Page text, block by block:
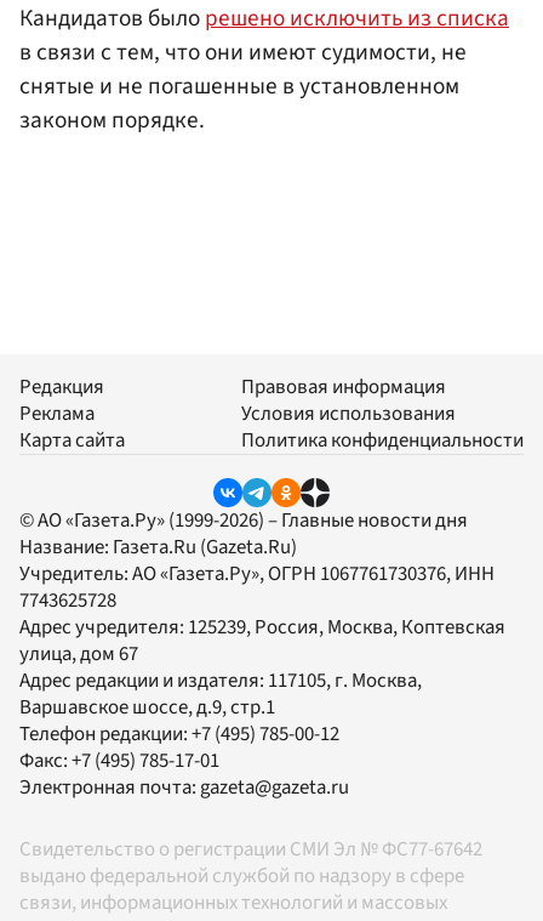
Кандидатов былорешено исключить из списка
в связи с тем, что они имеют судимости, не
снятые и не погашенные в установленном
законом порядке.
Редакция
Реклама
Карта сайта
Правовая информация
Условия использования
Политика конфиденциальности
© АО «Газета.Ру» (1999-2026) – Главные новости дня
Название: Газета.Ru (Gazeta.Ru)
Учредитель:АО «Газета.Ру», ОГРН 1067761730376, ИНН
7743625728
Адрес учредителя: 125239, Россия, Москва, Коптевская
улица, дом 67
Адрес редакции и издателя: 117105, г. Москва,
Варшавское шоссе, д.9, стр.1
Телефон редакции:+7 (495) 785-00-12
Факс:+7 (495) 785-17-01
Электронная почта:gazeta@gazeta.ru
Свидетельство о регистрации СМИ Эл № ФС77-67642
выдано федеральной службой по надзору в сфере
связи, информационных технологий и массовых